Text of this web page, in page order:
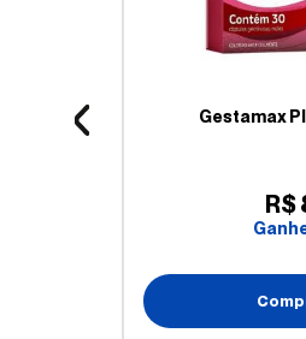
Gestamax
R$